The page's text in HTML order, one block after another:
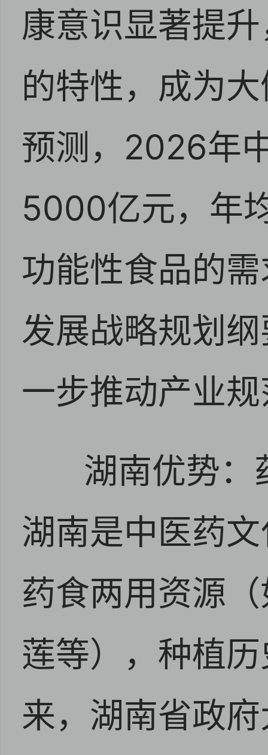
康意识显著提
的特性，成为
预测，2026年
5000亿元，年
功能性食品的
发展战略规划
一步推动产业
湖南优势：
湖南是中医药
药食两用资源
莲等），种植
来，湖南省政
点击
安卓版下载
点击
iOS版下载